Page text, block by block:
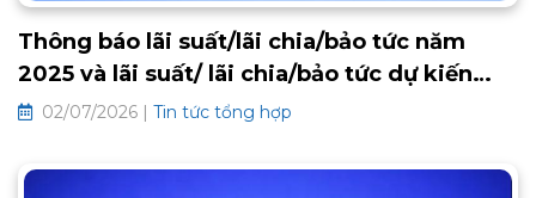
Thông báo lãi suất/lãi chia/bảo tức năm
2025 và lãi suất/ lãi chia/bảo tức dự kiến
2026 các hợp đồng bảo hiểm truyền thống
02/07/2026 | Tin tức tổng hợp